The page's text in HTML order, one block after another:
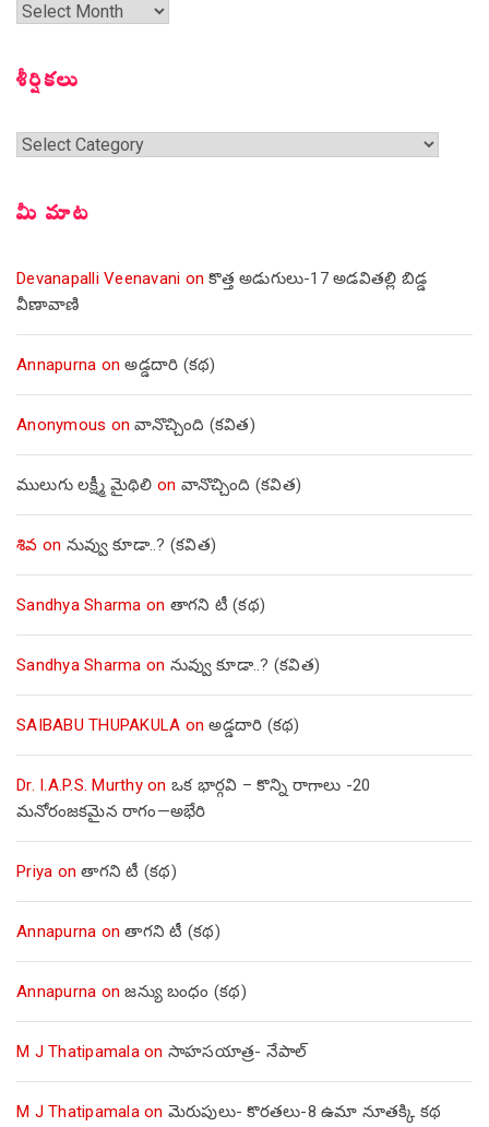
గత
శీర్షికలు
శీర్షికలు
మీ మాట
Devanapalli Veenavani onకొత్త అడుగులు-17 అడవితల్లి బిడ్డ
వీణావాణి
Annapurna onఅడ్డదారి (కథ)
Anonymous onవానొచ్చింది (కవిత)
ములుగు లక్ష్మీ మైథిలి on వానొచ్చింది (కవిత)
శివ on నువ్వు కూడా..? (కవిత)
Sandhya Sharma on తాగని టీ (కథ)
Sandhya Sharma on నువ్వు కూడా..? (కవిత)
SAIBABU THUPAKULA onఅడ్డదారి (కథ)
Dr. I.A.P.S. Murthyon ఒక భార్గవి – కొన్ని రాగాలు -20
మనోరంజకమైన రాగం—అభేరి
Priya onతాగని టీ (కథ)
Annapurna onతాగని టీ (కథ)
Annapurna onజన్యు బంధం (కథ)
M J Thatipamalaon సాహసయాత్ర- నేపాల్‌
M J Thatipamalaon మెరుపులు- కొరతలు-8 ఉమా నూతక్కి కథ